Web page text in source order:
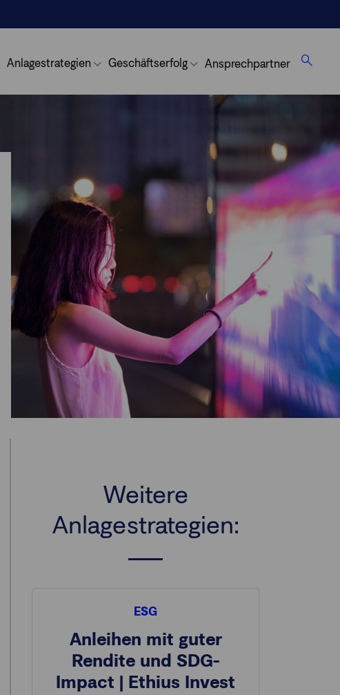
Anlagestrategien Geschäftserfolg Ansprechpartner
Weitere
Anlagestrategien:
ESG
Anleihen mit guter
Rendite und SDG-
Impact | Ethius Invest